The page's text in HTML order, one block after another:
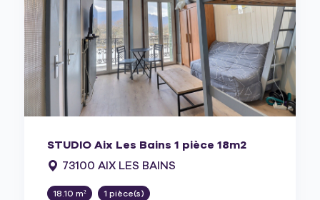
STUDIO Aix Les Bains 1 pièce 18m2
73100 AIX LES BAINS
18.10 m² 1 pièce(s)